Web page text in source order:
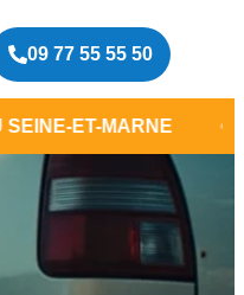
09 77 55 55 50
•